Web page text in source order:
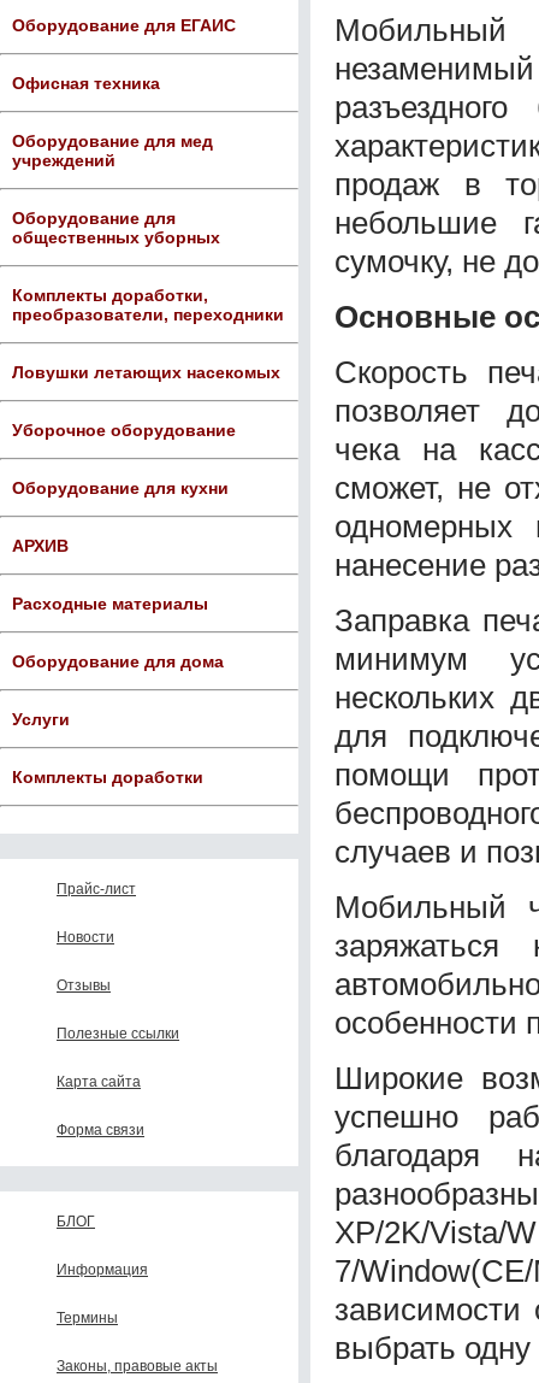
Оборудование для ЕГАИС
Офисная техника
Оборудование для мед
учреждений
Оборудование для
общественных уборных
Комплекты доработки,
преобразователи, переходники
Ловушки летающих насекомых
Уборочное оборудование
Оборудование для кухни
АРХИВ
Расходные материалы
Оборудование для дома
Услуги
Комплекты доработки
Прайс-лист
Новости
Отзывы
Полезные ссылки
Карта сайта
Форма связи
БЛОГ
Информация
Термины
Законы, правовые акты
незаменимый
продаж в
небольшие
сумочку, не
Основные
Скорость
позволяет
чека на
сможет, не
одномерных
нанесение
Заправка
минимум
нескольких
для
помощи
случаев и
Мобильный
особенности
Широкие
успешно
благодаря
XP/2K/Vista/
7/
выбрать